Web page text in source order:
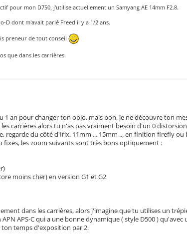
pour mon D750, j'utilise actuellement un Samyang AE 14mm F2.8.
D dont m'avait parlé Freed il y a 1/2 ans.
preneur de tout conseil
que dans les carrières.
1 an pour changer ton objo, mais bon, je ne découvre ton
carrières alors tu n'as pas vraiment besoin d'un 0
regarde du côté d'Irix, 11mm ... 15mm ... en finition firefly ou
fixes, les zoom suivants sont très bons optiquement :
moins cher) en version G1 et G2
dans les carrières, alors j'imagine que tu utilises un
APS-C qui a une bonne dynamique ( style D500 ) qu'avec
temps d'exposition par 2.